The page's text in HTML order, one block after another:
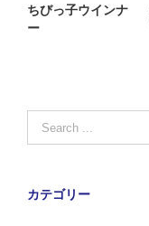
ちびっ子ウインナ
ー
Search
for:
カテゴリー